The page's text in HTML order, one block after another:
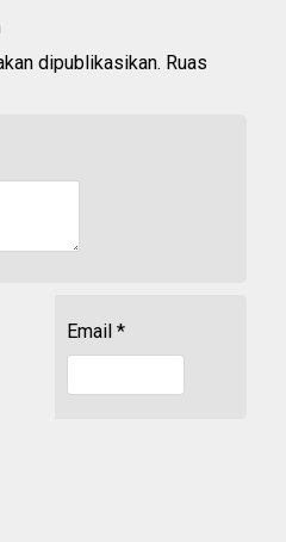
dipublikasikan. Ruas
Email *